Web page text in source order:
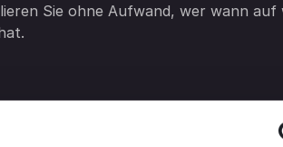
Sie ohne Aufwand, wer wann auf